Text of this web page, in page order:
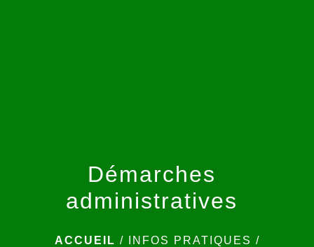
Démarches
administratives
ACCUEIL / INFOS PRATIQUES /